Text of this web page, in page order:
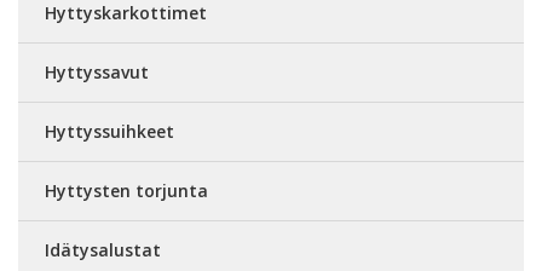
Hyttyskarkottimet
Hyttyssavut
Hyttyssuihkeet
Hyttysten torjunta
Idätysalustat